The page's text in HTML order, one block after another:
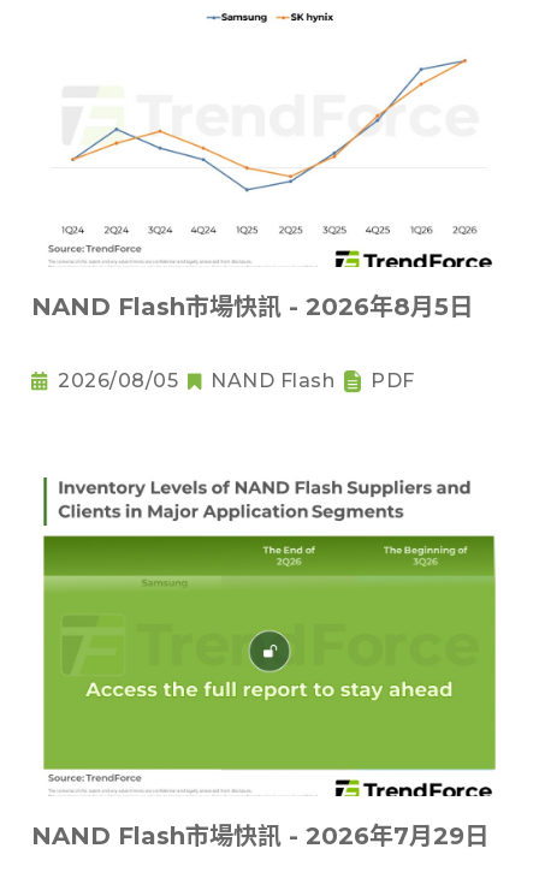
NAND Flash市場快訊 - 2026年8月5日
2026/08/05 NAND Flash PDF
NAND Flash市場快訊 - 2026年7月29日